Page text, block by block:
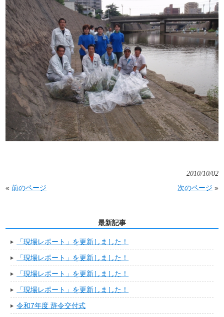
2010/10/02
«前のページ 次のページ »
最新記事
「現場レポート」を更新しました！
「現場レポート」を更新しました！
「現場レポート」を更新しました！
「現場レポート」を更新しました！
令和7年度 辞令交付式